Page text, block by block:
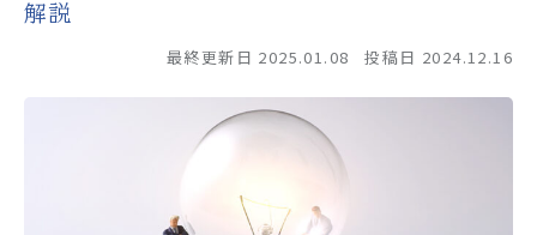
解説
最終更新日 2025.01.08
投稿日 2024.12.16